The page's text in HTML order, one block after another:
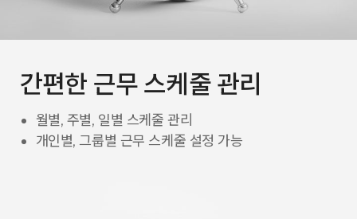
간편한 근무 스케줄 관리
월별, 주별, 일별 스케줄 관리
개인별, 그룹별 근무 스케줄 설정 가능